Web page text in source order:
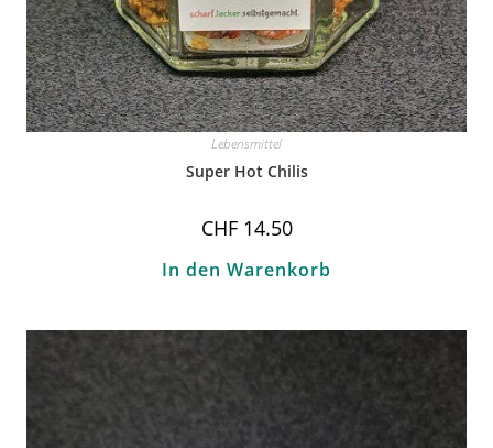
Lebensmittel
Super Hot Chilis
CHF14.50
In den Warenkorb